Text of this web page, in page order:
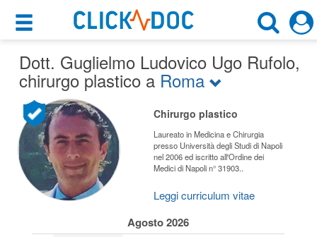
×
Motore di ricerca
×
Cerca uno specialista
Chirurgo Plastico
Roma (RM)
CERCA
Cosa possiamo offrirti
Per i pazienti
Prenota una visita
Ricerca specialisti
Consulti online
Dott. Guglielmo Ludovico Ugo Rufolo,
chirurgo plastico a Roma
Chirurgo plastico
Laureato in Medicina e Chirurgia
presso Università degli Studi di Napoli
nel 2006 ed iscritto all'Ordine dei
Medici di Napoli n° 31903..
Leggi curriculum vitae
Agosto 2026